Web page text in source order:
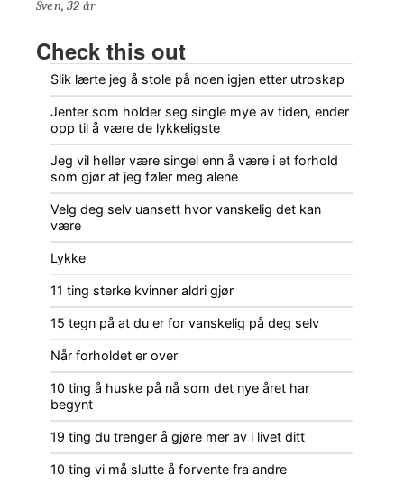
Sven, 32 år
Check this out
Slik lærte jeg å stole på noen igjen etter utroskap
Jenter som holder seg single mye av tiden, ender
opp til å være de lykkeligste
Jeg vil heller være singel enn å være i et forhold
som gjør at jeg føler meg alene
Velg deg selv uansett hvor vanskelig det kan
være
Lykke
11 ting sterke kvinner aldri gjør
15 tegn på at du er for vanskelig på deg selv
Når forholdet er over
10 ting å huske på nå som det nye året har
begynt
19 ting du trenger å gjøre mer av i livet ditt
10 ting vi må slutte å forvente fra andre